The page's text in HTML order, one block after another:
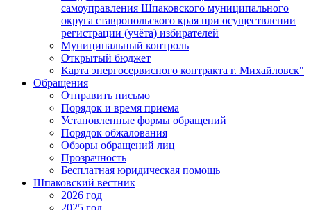
самоуправления Шпаковского муниципального
округа ставропольского края при осуществлении
регистрации (учёта) избирателей
Муниципальный контроль
Открытый бюджет
Карта энергосервисного контракта г. Михайловск"
Обращения
Отправить письмо
Порядок и время приема
Установленные формы обращений
Порядок обжалования
Обзоры обращений лиц
Прозрачность
Бесплатная юридическая помощь
Шпаковский вестник
2026 год